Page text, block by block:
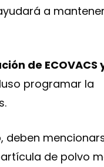
a
de ECOVACS
programar la
deben
de polvo